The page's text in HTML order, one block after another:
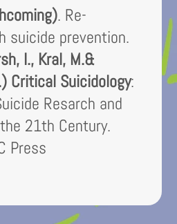
. Re-
suicide prevention.
I., Kral, M.&
Critical Suicidology:
Resarch and
21th Century.
Press